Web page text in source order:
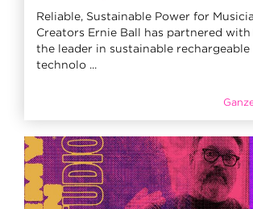
Reliable, Sustainable Power for
Creators Ernie Ball has partnered with
the leader in sustainable
technolo ...